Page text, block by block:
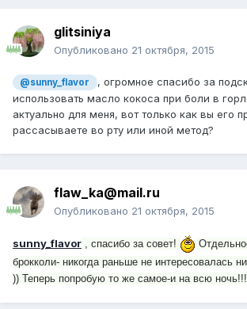
glitsiniya
Опубликовано 21 октября, 2015
@sunny_flavor
, огромное спасибо за
использовать масло кокоса при боли в
актуально для меня, вот только как вы его
рассасываете во рту или иной метод?
flaw_ka@mail.ru
Опубликовано 21 октября, 2015
sunny_flavor , спасибо за совет!
брокколи- никогда раньше не интересовалась
)) Теперь попробую то же самое-и на всю ночь!!!